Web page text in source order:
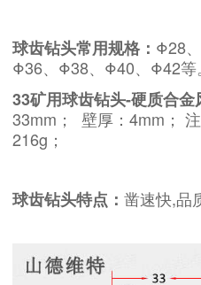
球齿钻头常用规格： Φ28
Φ36、Φ38、Φ40、 Φ42等。
33矿用球齿钻头-硬质合金
33mm； 壁厚：4mm；
216g；
球齿钻头特点： 凿速快,品